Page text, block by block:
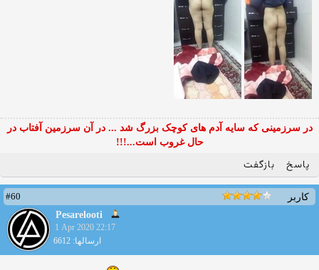
در سرزمینی که سایه آدم های کوچک بزرگ شد ... در آن سرزمین آفتاب در
حال غروب است...!!!
پاسخ بازگفت
کاربر
#60
Pesarelooti
1 Apr 2020 22:17
ارسالها: 6612